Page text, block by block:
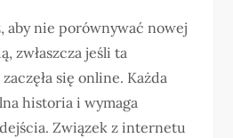
aby nie porównywać nowej
zwłaszcza jeśli ta
się online. Każda
historia i wymaga
Związek z internetu